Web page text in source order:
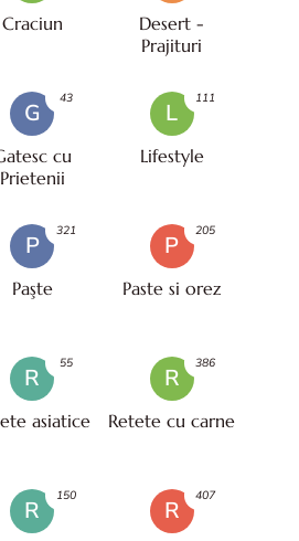
Craciun
Desert -
Prajituri
G
cu
Prietenii
43
L
Lifestyle
111
P
Paşte
321
P
Paste si orez
205
R
asiatice
55
R
Retete cu carne
386
R
150
R
407